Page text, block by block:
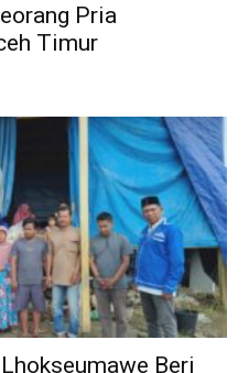
Pria
Timur
Beri